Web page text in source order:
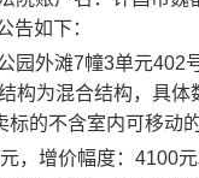
告如下：
园外滩7幢3单元402
构为混合结构， 具体
标的不含室内可移动
元，增价幅度： 4100